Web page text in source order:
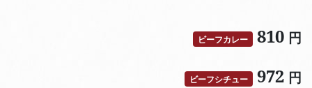
ビーフカレー 810 円
ビーフシチュー 972 円